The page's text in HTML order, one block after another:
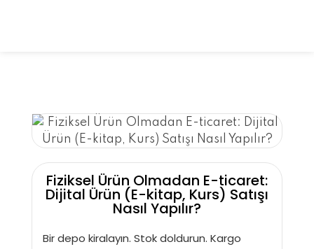
Fiziksel Ürün Olmadan E-ticaret:
Dijital Ürün (E-kitap, Kurs) Satışı
Nasıl Yapılır?
Bir depo kiralayın. Stok doldurun. Kargo